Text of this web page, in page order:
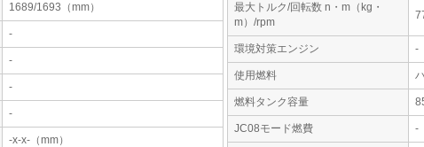
1689/1693（mm）
-
-
-
-
-x-x-（mm）
最大トルク/回転数 n・m（kg・
m）/rpm
環境対策エンジン -
使用燃料
燃料タンク容量
JC08モード燃費 -